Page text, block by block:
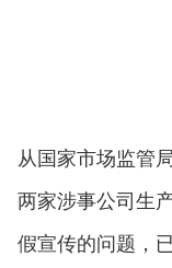
从国家市场监管
两家涉事公司生
假宣传的问题，